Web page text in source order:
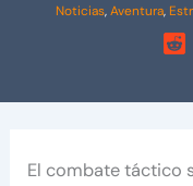
Noticias,Aventura,
El combate táctico